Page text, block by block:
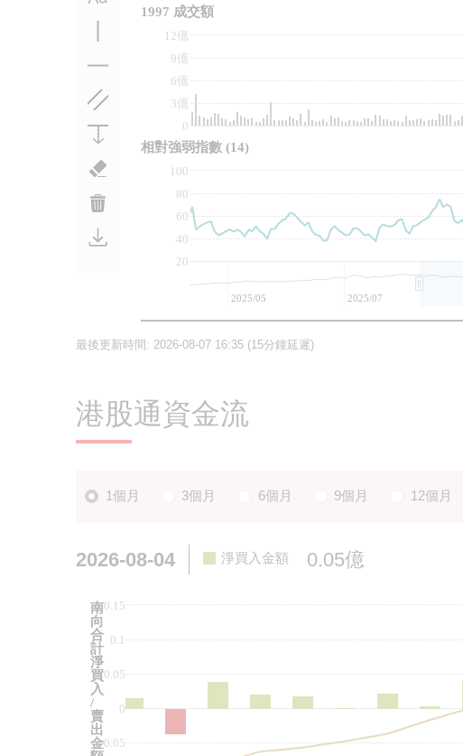
0
3億
6億
9億
12億
20
40
60
80
100
2025/05 2025/07
1997 成交額
相對強弱指數 (14)
最後更新時間: 2026-08-07 16:35 (15分鐘延遲)
港股通資金流
1個月 3個月 6個月 9個月 12個月
2026-08-04 淨買入金額 0.05億
0
-0.05
0.05
0.1
0.15
南
向
合
計
淨
買
入
/
賣
出
金